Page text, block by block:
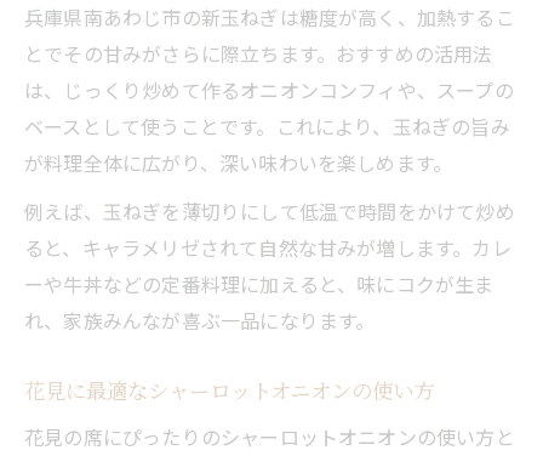
兵庫県南あわじ市の新玉ねぎは糖度が高く、加熱するこ
とでその甘みがさらに際立ちます。おすすめの活用法
は、じっくり炒めて作るオニオンコンフィや、スープの
ベースとして使うことです。これにより、玉ねぎの旨み
が料理全体に広がり、深い味わいを楽しめます。
例えば、玉ねぎを薄切りにして低温で時間をかけて炒め
ると、キャラメリゼされて自然な甘みが増します。カレ
ーや牛丼などの定番料理に加えると、味にコクが生ま
れ、家族みんなが喜ぶ一品になります。
花見に最適なシャーロットオニオンの使い方
花見の席にぴったりのシャーロットオニオンの使い方と